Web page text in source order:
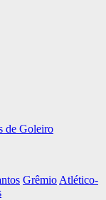
de Goleiro
Grêmio Atlético-